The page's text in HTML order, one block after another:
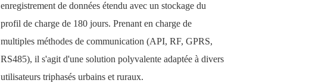
enregistrement de données étendu avec un stockage du
profil de charge de 180 jours. Prenant en charge de
multiples méthodes de communication (API, RF, GPRS,
RS485), il s'agit d'une solution polyvalente adaptée à divers
utilisateurs triphasés urbains et ruraux.